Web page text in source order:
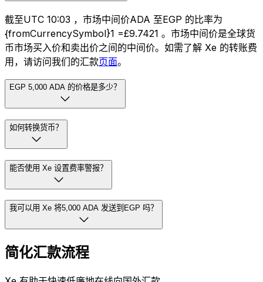
截至UTC 10:03 ，市场中间价ADA 至EGP 的比率为
{fromCurrencySymbol}1 =£9.7421 。市场中间价是全球货
币市场买入价和卖出价之间的中间价。如需了解 Xe 的转账费
用，请访问我们的汇款页面。
EGP 5,000 ADA 的价格是多少？
如何转换货币？
能否使用 Xe 设置费率警报？
我可以用 Xe 将5,000 ADA 发送到EGP 吗？
简化汇款流程